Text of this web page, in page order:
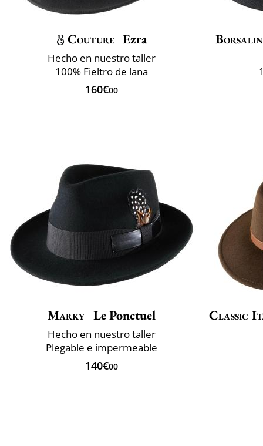
Couture Ezra
Hecho en nuestro taller
100% Fieltro de lana
160€00
Marky Le Ponctuel
Hecho en nuestro taller
Plegable e impermeable
140€00
Classic